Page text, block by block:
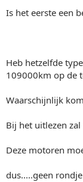
Is het eerste een
Heb hetzelfde
109000km op de
Waarschijnlijk
Bij het uitlezen
Deze motoren
dus.....geen